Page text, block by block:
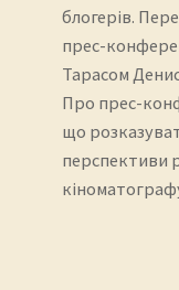
блогерів.
прес-
Тарасом
Про прес-
що
перспективи